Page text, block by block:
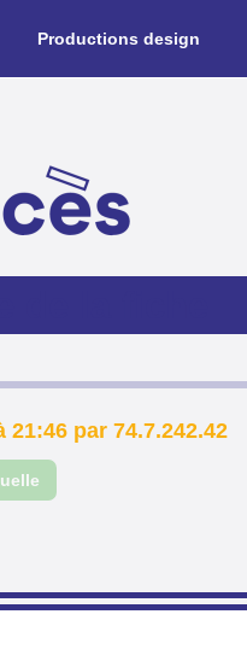
Productions design
21:46 par 74.7.242.42